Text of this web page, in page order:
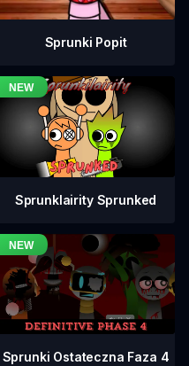
Sprunki Popit
Sprunklairity Sprunked
Sprunki Ostateczna Faza 4